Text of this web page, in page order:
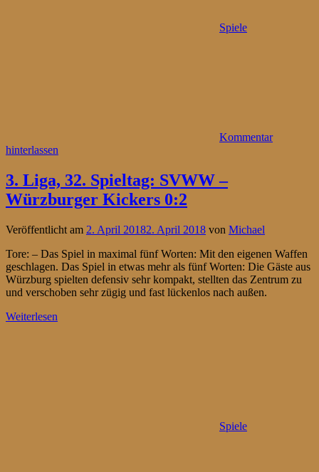
Spiele
Kommentar
hinterlassen
3. Liga, 32. Spieltag: SVWW –
Würzburger Kickers 0:2
Veröffentlicht am 2. April 20182. April 2018 von Michael
Tore: – Das Spiel in maximal fünf Worten: Mit den eigenen Waffen
geschlagen. Das Spiel in etwas mehr als fünf Worten: Die Gäste aus
Würzburg spielten defensiv sehr kompakt, stellten das Zentrum zu
und verschoben sehr zügig und fast lückenlos nach außen.
Weiterlesen
Spiele